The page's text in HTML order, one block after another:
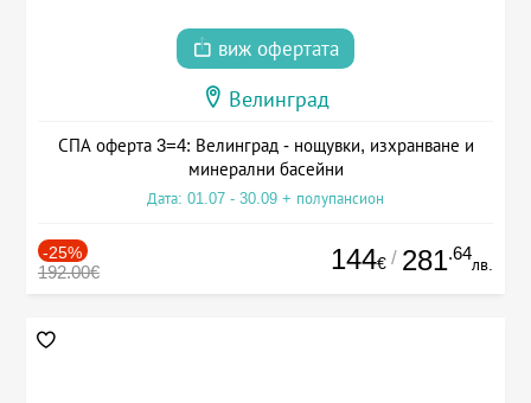
виж офертата
Велинград
СПА оферта 3=4: Велинград - нощувки, изхранване и
минерални басейни
Дата: 01.07 - 30.09 + полупансион
-25%
192.00€ 144€ / 281.64
лв.